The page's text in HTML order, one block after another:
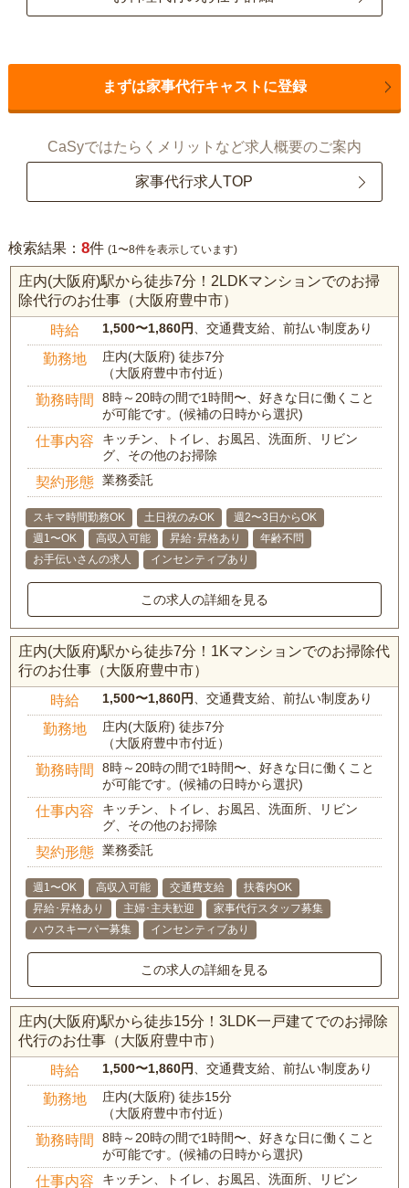
まずは家事代行キャストに登録
CaSyではたらくメリットなど求人概要のご案内
家事代行求人TOP
検索結果： 8件 (1〜8件を表示しています)
庄内(大阪府)駅から徒歩7分！2LDKマンションでのお掃
除代行のお仕事（大阪府豊中市）
時給 1,500〜1,860円 、交通費支給、前払い制度あり
勤務地
庄内(大阪府) 徒歩7分
（大阪府豊中市付近）
勤務時間
8時～20時の間で1時間〜、好きな日に働くこと
が可能です。(候補の日時から選択)
仕事内容
キッチン、トイレ、お風呂、洗面所、リビン
グ、その他のお掃除
契約形態 業務委託
スキマ時間勤務OK 土日祝のみOK
週2〜3日からOK
週1〜OK
高収入可能 昇給･昇格あり
年齢不問
お手伝いさんの求人
インセンティブあり
この求人の詳細を見る
庄内(大阪府)駅から徒歩7分！1Kマンションでのお掃除代
行のお仕事（大阪府豊中市）
時給 1,500〜1,860円 、交通費支給、前払い制度あり
勤務地
庄内(大阪府) 徒歩7分
（大阪府豊中市付近）
勤務時間
8時～20時の間で1時間〜、好きな日に働くこと
が可能です。(候補の日時から選択)
仕事内容
キッチン、トイレ、お風呂、洗面所、リビン
グ、その他のお掃除
契約形態 業務委託
週1〜OK 高収入可能 交通費支給
扶養内OK
昇給･昇格あり
主婦･主夫歓迎
家事代行スタッフ募集
ハウスキーパー募集
インセンティブあり
この求人の詳細を見る
庄内(大阪府)駅から徒歩15分！3LDK一戸建てでのお掃除
代行のお仕事（大阪府豊中市）
時給 1,500〜1,860円 、交通費支給、前払い制度あり
勤務地
庄内(大阪府) 徒歩15分
（大阪府豊中市付近）
勤務時間
8時～20時の間で1時間〜、好きな日に働くこと
が可能です。(候補の日時から選択)
仕事内容
キッチン、トイレ、お風呂、洗面所、リビン